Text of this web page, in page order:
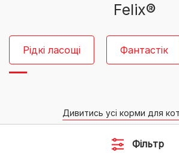
Felix®
Рідкі ласощі Фантастік
Дивитись усі корми для
Фільтр